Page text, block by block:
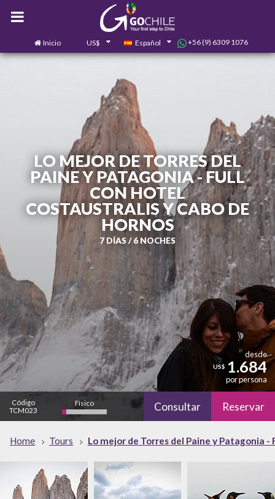
Inicio US$ Español +56 (9) 6309 1076
LO MEJOR DE TORRES DEL
PAINE Y PATAGONIA - FULL
CON HOTEL
COSTAUSTRALIS Y CABO DE
HORNOS
7 DÍAS / 6 NOCHES
desde
US$ 1.684
por persona
Código
TCM023
Físico
bajo
alto
Consultar Reservar
Home Tours Lo mejor de Torres del Paine y Patagonia